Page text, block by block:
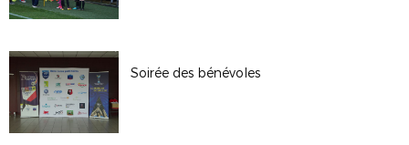
Soirée des bénévoles